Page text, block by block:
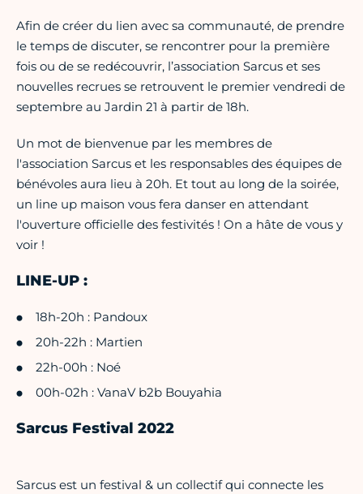
Afin de créer du lien avec sa communauté, de prendre
le temps de discuter, se rencontrer pour la première
fois ou de se redécouvrir, l’association Sarcus et ses
nouvelles recrues se retrouvent le premier vendredi de
septembre au Jardin 21 à partir de 18h.
Un mot de bienvenue par les membres de
l'association Sarcus et les responsables des équipes de
bénévoles aura lieu à 20h. Et tout au long de la soirée,
un line up maison vous fera danser en attendant
l'ouverture officielle des festivités ! On a hâte de vous y
voir !
LINE-UP :
18h-20h : Pandoux
20h-22h : Martien
22h-00h : Noé
00h-02h : VanaV b2b Bouyahia
Sarcus Festival 2022
Sarcus est un festival & un collectif qui connecte les